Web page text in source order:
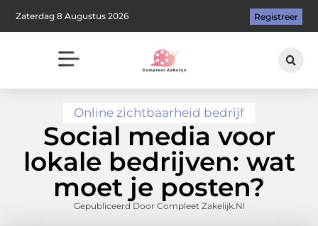
Zaterdag 8 Augustus 2026 Registreer
Online zichtbaarheid bedrijf
Social media voor
lokale bedrijven: wat
moet je posten?
Gepubliceerd Door Compleet Zakelijk.nl